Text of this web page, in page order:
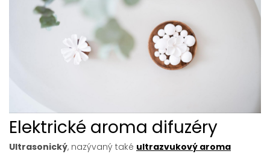
Elektrické aroma difuzéry
Ultrasonický, nazývaný také ultrazvukový aroma